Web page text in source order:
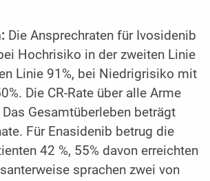
Die Ansprechraten für Ivosidenib
Hochrisiko in der zweiten Linie
Linie 91%, bei Niedrigrisiko mit
Die CR-Rate über alle Arme
Das Gesamtüberleben beträgt
Für Enasidenib betrug die
42 %, 55% davon erreichten
sprachen zwei von